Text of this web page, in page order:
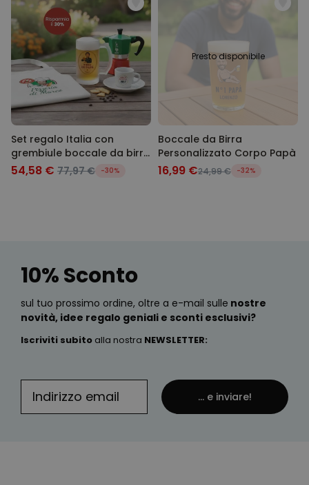
Set regalo Italia con
grembiule boccale da birra
e tazzina da espresso
54,58 € 77,97 € -30%
Presto disponibile
Boccale da Birra
Personalizzato Corpo Papà
16,99 €24,99 € -32%
10% Sconto
sul tuo prossimo ordine, oltre a e-mail sulle nostre
novità, idee regalo geniali e sconti esclusivi?
Iscriviti subito alla nostra NEWSLETTER:
... e inviare!